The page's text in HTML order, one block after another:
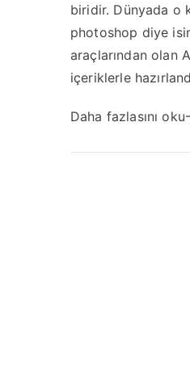
biridir. Dünyada o
photoshop diye
araçlarından olan
içeriklerle
Daha fazlasını oku